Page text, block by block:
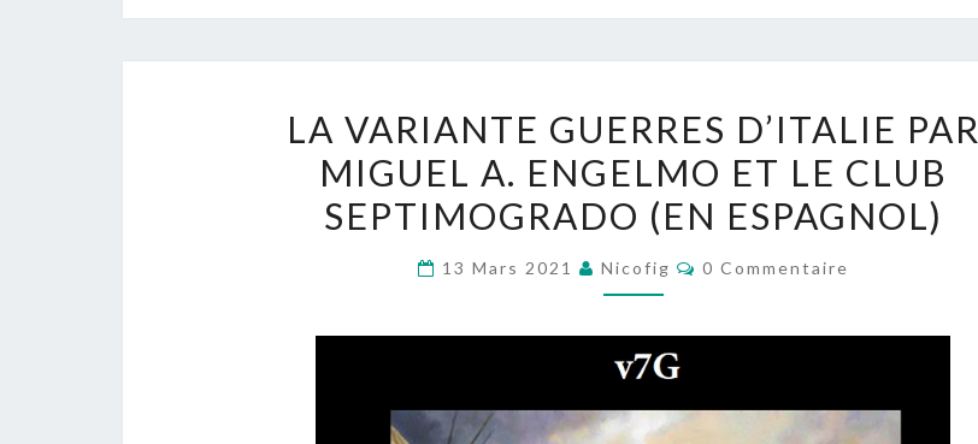
VARIANTE
GUERRES
D’ITALIE
PAR
MIGUEL
ENGELMO
ET
LE
LA VARIANTE GUERRES D’ITALIE PAR
MIGUEL A. ENGELMO ET LE CLUB
SEPTIMOGRADO (EN ESPAGNOL)
13 Mars 2021 Nicofig Commentaires
0 Commentaire